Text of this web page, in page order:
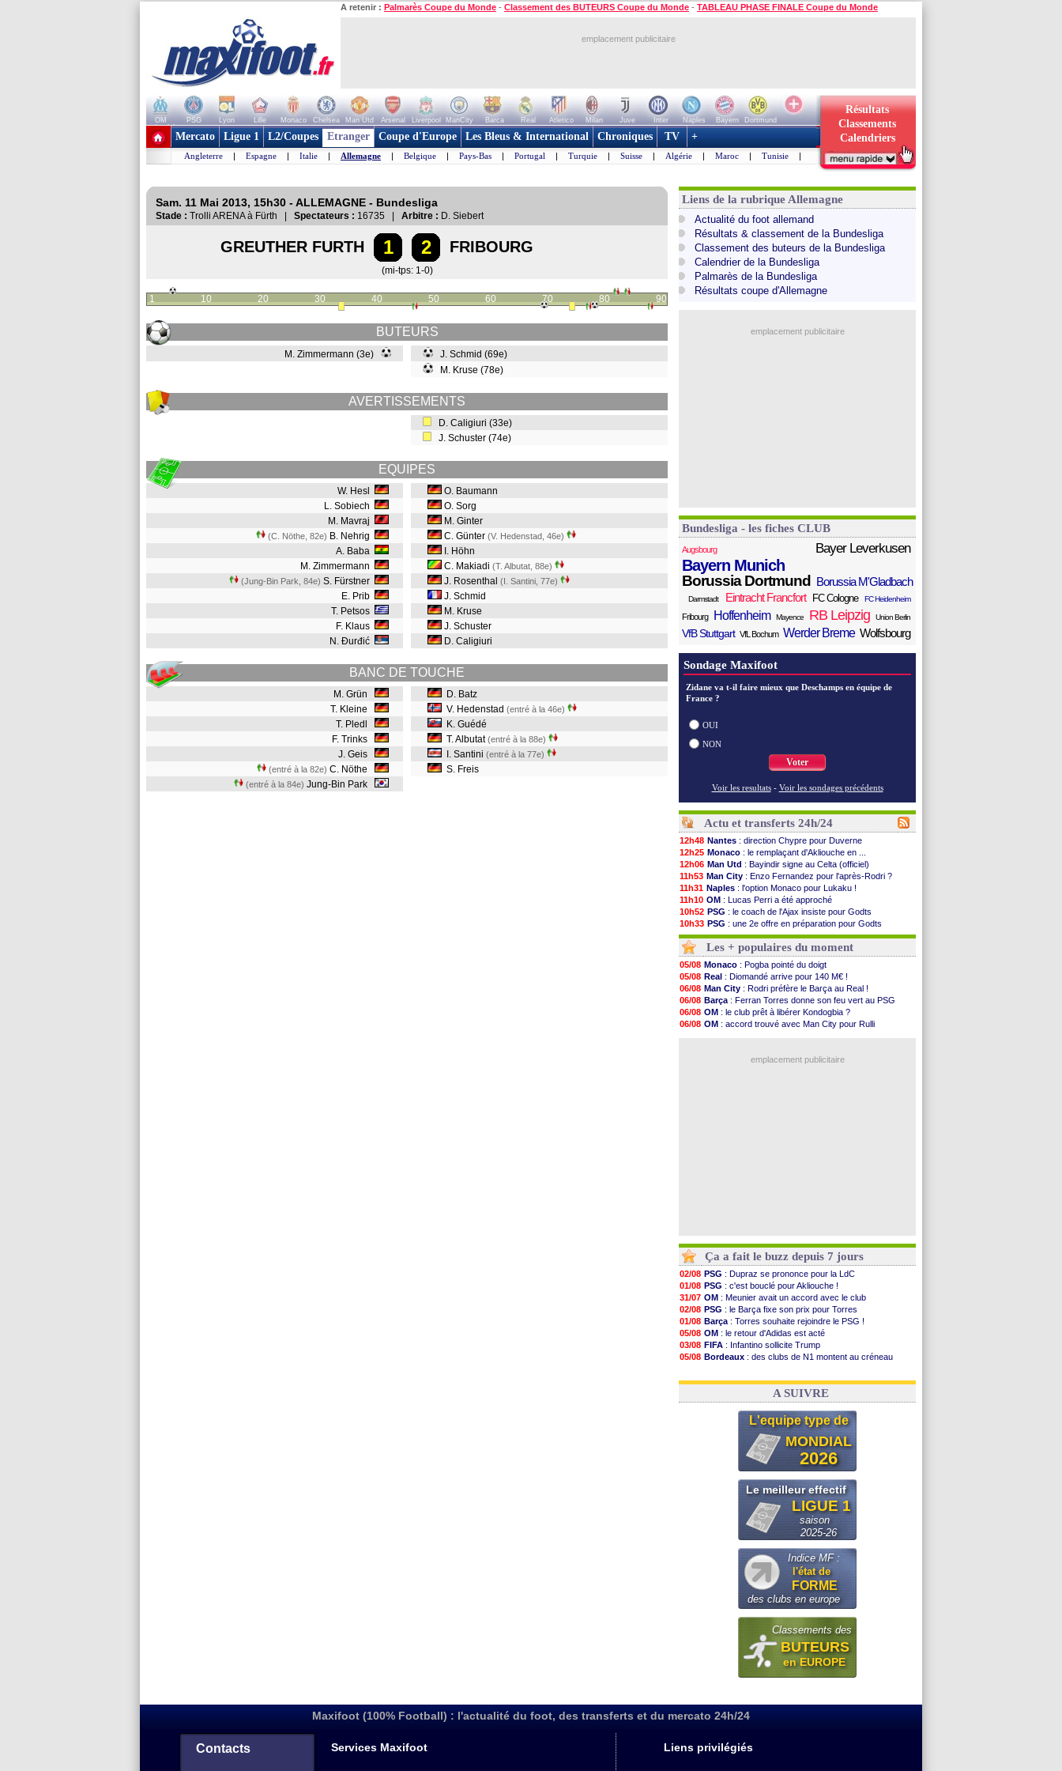
A retenir : Palmarès Coupe du Monde - Classement des BUTEURS Coupe du Monde - TABLEAU PHASE FINALE Coupe du Monde
emplacement publicitaire
OM PSG Lyon Lille Monaco Chelsea Man Utd Arsenal Liverpool ManCity Barca Real Atletico Milan Juve Inter Naples Bayern
Dortmund
+ de clubs
Résultats
Classements
Calendriers
Mercato Ligue 1 L2/Coupes Etranger Coupe d'Europe Les Bleus & International Chroniques TV +
Angleterre | Espagne | Italie | Allemagne | Belgique | Pays-Bas | Portugal | Turquie | Suisse | Algérie | Maroc | Tunisie |
Sam. 11 Mai 2013, 15h30 - ALLEMAGNE - Bundesliga
Stade : Trolli ARENA à Fürth | Spectateurs : 16735 | Arbitre : D. Siebert
GREUTHER FURTH 1 2 FRIBOURG
(mi-tps: 1-0)
1 10 20 30 40 50 60 70 80 90
BUTEURS
M. Zimmermann (3e)
J. Schmid (69e)
M. Kruse (78e)
AVERTISSEMENTS
D. Caligiuri (33e)
J. Schuster (74e)
EQUIPES
W. Hesl
L. Sobiech
M. Mavraj
(C. Nöthe, 82e) B. Nehrig
A. Baba
M. Zimmermann
(Jung-Bin Park, 84e) S. Fürstner
E. Prib
T. Petsos
F. Klaus
N. Đurđić
O. Baumann
O. Sorg
M. Ginter
C. Günter (V. Hedenstad, 46e)
I. Höhn
C. Makiadi (T. Albutat, 88e)
J. Rosenthal (I. Santini, 77e)
J. Schmid
M. Kruse
J. Schuster
D. Caligiuri
BANC DE TOUCHE
M. Grün
T. Kleine
T. Pledl
F. Trinks
J. Geis
(entré à la 82e) C. Nöthe
(entré à la 84e) Jung-Bin Park
D. Batz
V. Hedenstad (entré à la 46e)
K. Guédé
T. Albutat(entré à la 88e)
I. Santini (entré à la 77e)
S. Freis
Liens de la rubrique Allemagne
Actualité du foot allemand
Résultats & classement de la Bundesliga
Classement des buteurs de la Bundesliga
Calendrier de la Bundesliga
Palmarès de la Bundesliga
Résultats coupe d'Allemagne
emplacement publicitaire
Bundesliga - les fiches CLUB
Augsbourg Bayer Leverkusen
Bayern Munich
Borussia Dortmund Borussia M'Gladbach
Darmstadt Eintracht Francfort FC Cologne FC Heidenheim
Fribourg Hoffenheim Mayence RB Leipzig Union Berlin
VfB Stuttgart VfL Bochum Werder Breme Wolfsbourg
Sondage Maxifoot
Zidane va t-il faire mieux que Deschamps en équipe de
France ?
OUI
NON
Voter
Voir les resultats - Voir les sondages précédents
Actu et transferts 24h/24
12h48 Nantes : direction Chypre pour Duverne
12h25 Monaco : le remplaçant d'Akliouche en ...
12h06 Man Utd : Bayindir signe au Celta (officiel)
11h53 Man City : Enzo Fernandez pour l'après-Rodri ?
11h31 Naples : l'option Monaco pour Lukaku !
11h10 OM : Lucas Perri a été approché
10h52 PSG : le coach de l'Ajax insiste pour Godts
10h33 PSG : une 2e offre en préparation pour Godts
10h12 Francfort: Dina Ebimbe signe à Schalke (off.)
10h09
Strasbourg: Saïdou Sow prêté à Nantes (off.)
10h05 Monaco: Filipe Luis aimerait garder Balogun
09h44
Dortmund: Newcastle est prévenu pour Nmecha
09h24
Barça: première offre à 45 M€ pour Rodri ?
09h06
Argentine : le soutien très appuyé à Infantino
08h44
Tottenham: Van de Ven va prolonger
08h22
Barça : l'agent de Rodri confirme !
06/08 FIFA : la CAF soutient Infantino
Côte d'Ivoire: Renard affiche ses ambitions
Les + populaires du moment
05/08 Monaco : Pogba pointé du doigt
05/08 Real : Diomandé arrive pour 140 M€ !
06/08 Man City : Rodri préfère le Barça au Real !
06/08 Barça : Ferran Torres donne son feu vert au PSG
06/08 OM : le club prêt à libérer Kondogbia ?
06/08 OM : accord trouvé avec Man City pour Rulli
emplacement publicitaire
Ça a fait le buzz depuis 7 jours
02/08 PSG : Dupraz se prononce pour la LdC
01/08 PSG : c'est bouclé pour Akliouche !
31/07 OM : Meunier avait un accord avec le club
02/08 PSG : le Barça fixe son prix pour Torres
01/08 Barça : Torres souhaite rejoindre le PSG !
05/08 OM : le retour d'Adidas est acté
03/08 FIFA : Infantino sollicite Trump
05/08 Bordeaux : des clubs de N1 montent au créneau
03/08 Real: le démenti de Leipzig pour Diomandé
A SUIVRE
L'equipe type de
MONDIAL
2026
Le meilleur effectif
LIGUE 1
saison
2025-26
Indice MF :
l'état de
FORME
des clubs en europe
Classements des
BUTEURS
en EUROPE
Maxifoot (100% Football) : l'actualité du foot, des transferts et du mercato 24h/24
Contacts Services Maxifoot Liens privilégiés